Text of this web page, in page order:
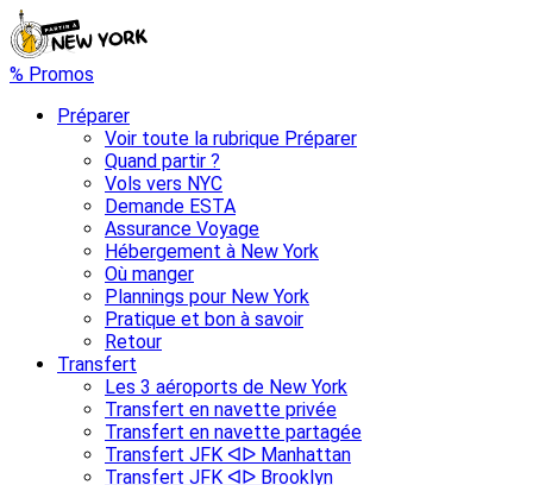
% Promos
Préparer
Voir toute la rubrique Préparer
Quand partir ?
Vols vers NYC
Demande ESTA
Assurance Voyage
Hébergement à New York
Où manger
Plannings pour New York
Pratique et bon à savoir
Retour
Transfert
Les 3 aéroports de New York
Transfert en navette privée
Transfert en navette partagée
Transfert JFK ᐊᐅ Manhattan
Transfert JFK ᐊᐅ Brooklyn